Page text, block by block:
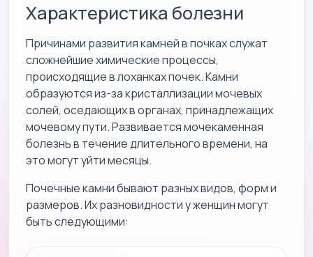
Характеристика болезни
Причинами развития камней в почках служат
сложнейшие химические процессы,
происходящие в лоханках почек. Камни
образуются из-за кристаллизации мочевых
солей, оседающих в органах, принадлежащих
мочевому пути. Развивается мочекаменная
болезнь в течение длительного времени, на
это могут уйти месяцы.
Почечные камни бывают разных видов, форм и
размеров. Их разновидности у женщин могут
быть следующими: